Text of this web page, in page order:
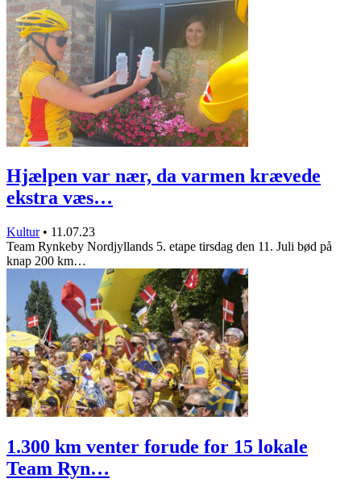
Hjælpen var nær, da varmen krævede
ekstra væs…
Kultur • 11.07.23
Team Rynkeby Nordjyllands 5. etape tirsdag den 11. Juli bød på
knap 200 km…
1.300 km venter forude for 15 lokale
Team Ryn…